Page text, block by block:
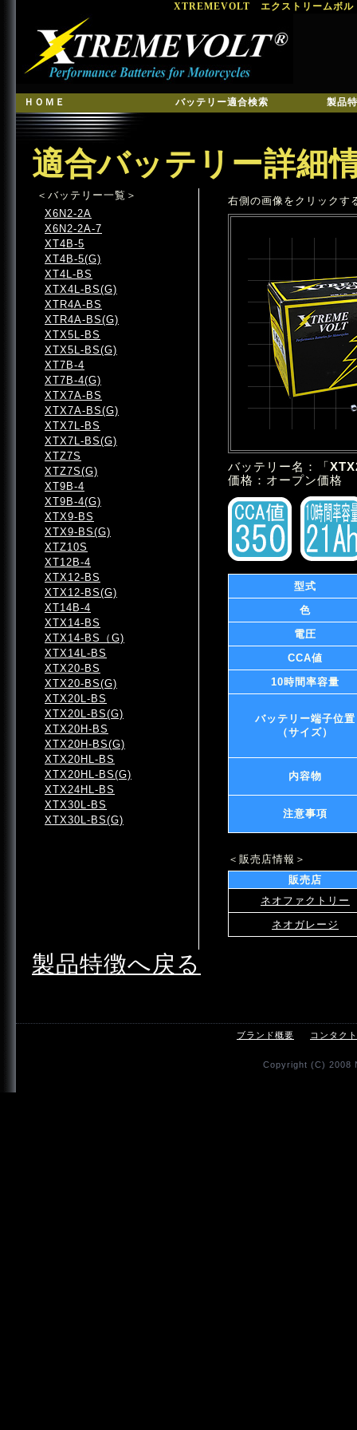
XTREMEVOLT エクストリームボル
ＨＯＭＥ バッテリー適合検索 製品
適合バッテリー詳細
右側の画像をクリックす
バッテリー名：「
価格：オープン価格
型式
色
電圧
CCA値
10時間率容量
バッテリー端子位置
（サイズ）
内容物
注意事項
＜販売店情報＞
販売店
ネオファクトリー
ネオガレージ
＜バッテリー一覧＞
X6N2-2A
X6N2-2A-7
XT4B-5
XT4B-5(G)
XT4L-BS
XTX4L-BS(G)
XTR4A-BS
XTR4A-BS(G)
XTX5L-BS
XTX5L-BS(G)
XT7B-4
XT7B-4(G)
XTX7A-BS
XTX7A-BS(G)
XTX7L-BS
XTX7L-BS(G)
XTZ7S
XTZ7S(G)
XT9B-4
XT9B-4(G)
XTX9-BS
XTX9-BS(G)
XTZ10S
XT12B-4
XTX12-BS
XTX12-BS(G)
XT14B-4
XTX14-BS
XTX14-BS（G)
XTX14L-BS
XTX20-BS
XTX20-BS(G)
XTX20L-BS
XTX20L-BS(G)
XTX20H-BS
XTX20H-BS(G)
XTX20HL-BS
XTX20HL-BS(G)
XTX24HL-BS
XTX30L-BS
XTX30L-BS(G)
製品特徴へ戻る
ブランド概要 コンタクト
Copyright (C) 2008